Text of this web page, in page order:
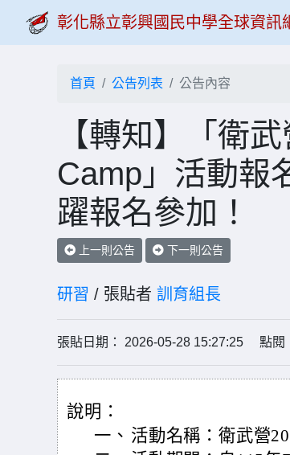
彰化縣立彰興國民中學全球資訊
首頁 公告列表 公告內容
【轉知】「衛
Camp」活動報
躍報名參加！
上一則公告 下一則公告
研習 / 張貼者 訓育組長
張貼日期： 2026-05-28 15:27:25 點閱
說明：
一、 活動名稱：衛武營